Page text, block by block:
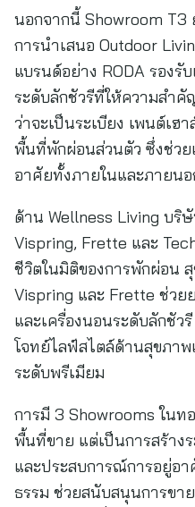
นอกจากนี้ Showroom
การนำเสนอ Outdoor
แบรนด์อย่าง RODA รองรั
ระดับลักชัวรีที่ให้ความสำ
ว่าจะเป็นระเบียง เพนต์เ
พื้นที่พักผ่อนส่วนตัว ซึ่งช่วย
อาศัยทั้งภายในและภายน
ด้าน Wellness Living บริ
Vispring, Frette และ
ชีวิตในมิติของการพักผ่อน
Vispring และ Frette ช่ว
และเครื่องนอนระดับลักชั
โจทย์ไลฟ์สไตล์ด้านสุขภา
ระดับพรีเมียม
การมี 3 Showrooms ในท
พื้นที่ขาย แต่เป็นการสร้าง
และประสบการณ์การอยู่อ
ธรรม ช่วยสนับสนุนการขา